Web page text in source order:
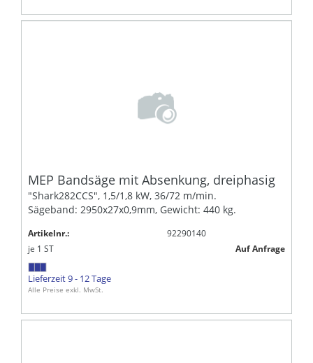
MEP Bandsäge mit Absenkung, dreiphasig
"Shark282CCS", 1,5/1,8 kW, 36/72 m/min.
Sägeband: 2950x27x0,9mm, Gewicht: 440 kg.
Artikelnr.:
92290140
je 1 ST Auf Anfrage
Lieferzeit 9 - 12 Tage
Alle Preise exkl. MwSt.